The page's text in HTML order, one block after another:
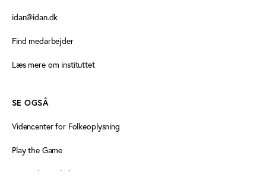
idan@idan.dk
Find medarbejder
Læs mere om instituttet
SE OGSÅ
Videncenter for Folkeoplysning
Play the Game
Persondatapolitik